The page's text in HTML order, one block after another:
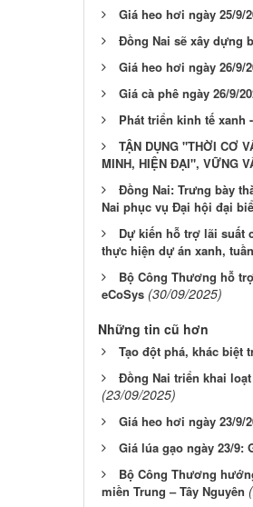
Giá heo hơi ngày 25/9/
Đồng Nai sẽ xây dựng
Giá heo hơi ngày 26/9/
Giá cà phê ngày 26/9/
Phát triển kinh tế xanh
TẬN DỤNG "THỜI CƠ
MINH, HIỆN ĐẠI", VỮNG
Đồng Nai: Trưng bày
Nai phục vụ Đại hội đại
Dự kiến hỗ trợ lãi suất
thực hiện dự án xanh,
Bộ Công Thương hỗ
eCoSys (30/09/2025)
Những tin cũ hơn
Tạo đột phá, khác biệt
Đồng Nai triển khai
(23/09/2025)
Giá heo hơi ngày 23/9/
Giá lúa gạo ngày 23/9:
Bộ Công Thương
miền Trung – Tây Nguyên